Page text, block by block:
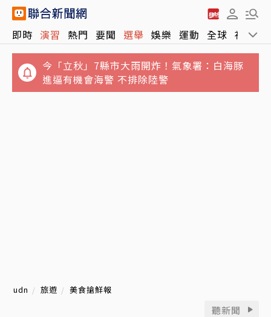
即時 演習 熱門 要聞 選舉 娛樂 運動 全球 社會
今「立秋」7縣市大雨開炸！氣象署：白海豚
進逼有機會海警 不排除陸警
誆騙慈濟10億元！女律師勾結講經師吸金⋯豪
udn 旅遊 美食搶鮮報
聽新聞